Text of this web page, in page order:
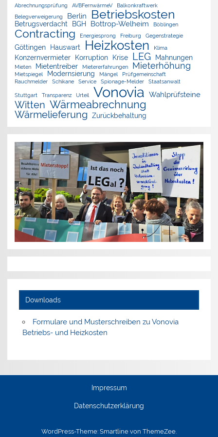
Abrechnungsprüfung AVBFernwärmeV
Balkonkraftwerk
Belegverweigerung
Berlin Betriebskosten
Betrugsverdacht BGH Bottrop-Welheim Böblingen
Contracting Energiesprong Freiburg Gegenstrategie
Göttingen Hauswart Heizkosten Klima
Konzernvermieter Korruption Krise LEG Mahnungen
Mieten Mietentreiber Mietererfahrungen Mieterhöhung
Mietspiegel Modernsierung Mängel
Prüfgemeinschaft
Rauchmelder
Schikane Service Spionage-Melder Staatsanwalt
Stuttgart Transparenz Urteil Vonovia Wahlprüfsteine
Witten Wärmeabrechnung
Wärmelieferung Zurückbehaltung
Downloads
Formulare und Musterschreiben zu Vonovia
Betriebs- und Heizkosten
Impressum
Datenschutzerklärung
WordPress-Theme: Smartline von ThemeZee.